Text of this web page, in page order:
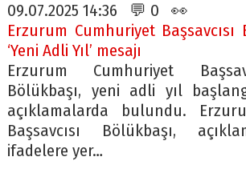
09.07.2025 14:36 💬 0 👀
Erzurum Cumhuriyet Başsavcısı
‘Yeni Adli Yıl’ mesajı
Erzurum Cumhuriyet
Bölükbaşı, yeni adli yıl
açıklamalarda bulundu.
Başsavcısı Bölükbaşı,
ifadelere yer…